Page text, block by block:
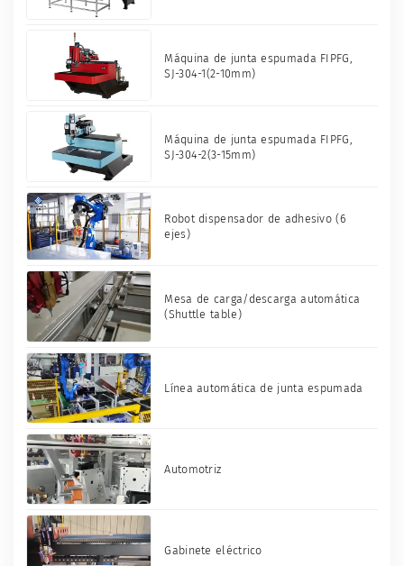
Máquina de junta espumada FIPFG,
SJ-304-1(2-10mm)
Máquina de junta espumada FIPFG,
SJ-304-2(3-15mm)
Robot dispensador de adhesivo (6
ejes)
Mesa de carga/descarga automática
(Shuttle table)
Línea automática de junta espumada
Automotriz
Gabinete eléctrico